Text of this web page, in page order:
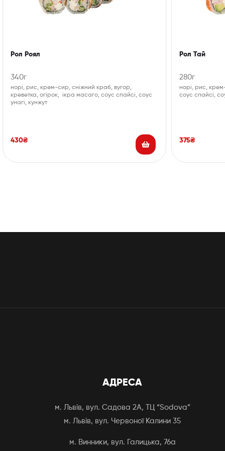
Рол Роял
340г
норі, рис, крем-сир, сніжний краб, вугор,
креветка, огірок, ікра масаго, соус спайсі, соус
унагі, кунжут
430₴
Рол Тай
280г
норі, рис,
соус спайсі,
375₴
АДРЕСА
м. Львів, вул. Садова 2А, ТЦ “Sodova”
м. Львів, вул. Червоної Калини 35
м. Винники, вул. Галицька, 76а